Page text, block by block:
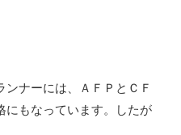
ンナーには、ＡＦＰとＣＦ
にもなっています。したが